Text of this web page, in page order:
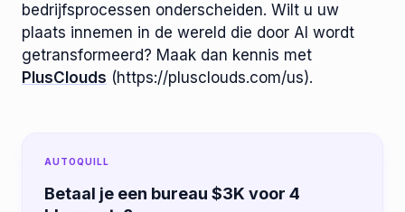
bedrijfsprocessen onderscheiden. Wilt u uw
plaats innemen in de wereld die door AI wordt
getransformeerd? Maak dan kennis met
PlusClouds (https://plusclouds.com/us).
AUTOQUILL
Betaal je een bureau $3K voor 4